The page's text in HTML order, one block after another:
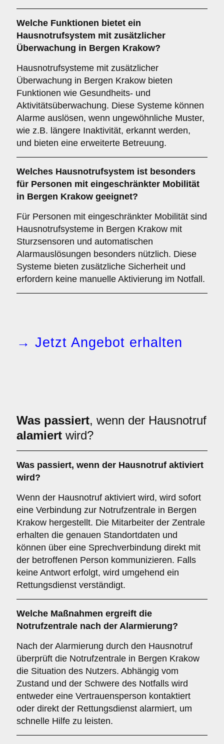
Welche Funktionen bietet ein
Hausnotrufsystem mit zusätzlicher
Überwachung in Bergen Krakow?
Hausnotrufsysteme mit zusätzlicher
Überwachung in Bergen Krakow bieten
Funktionen wie Gesundheits- und
Aktivitätsüberwachung. Diese Systeme können
Alarme auslösen, wenn ungewöhnliche Muster,
wie z.B. längere Inaktivität, erkannt werden,
und bieten eine erweiterte Betreuung.
Welches Hausnotrufsystem ist besonders
für Personen mit eingeschränkter Mobilität
in Bergen Krakow geeignet?
Für Personen mit eingeschränkter Mobilität sind
Hausnotrufsysteme in Bergen Krakow mit
Sturzsensoren und automatischen
Alarmauslösungen besonders nützlich. Diese
Systeme bieten zusätzliche Sicherheit und
erfordern keine manuelle Aktivierung im Notfall.
→ Jetzt Angebot erhalten
Was passiert, wenn der Hausnotruf
alamiert wird?
Was passiert, wenn der Hausnotruf aktiviert
wird?
Wenn der Hausnotruf aktiviert wird, wird sofort
eine Verbindung zur Notrufzentrale in Bergen
Krakow hergestellt. Die Mitarbeiter der Zentrale
erhalten die genauen Standortdaten und
können über eine Sprechverbindung direkt mit
der betroffenen Person kommunizieren. Falls
keine Antwort erfolgt, wird umgehend ein
Rettungsdienst verständigt.
Welche Maßnahmen ergreift die
Notrufzentrale nach der Alarmierung?
Nach der Alarmierung durch den Hausnotruf
überprüft die Notrufzentrale in Bergen Krakow
die Situation des Nutzers. Abhängig vom
Zustand und der Schwere des Notfalls wird
entweder eine Vertrauensperson kontaktiert
oder direkt der Rettungsdienst alarmiert, um
schnelle Hilfe zu leisten.